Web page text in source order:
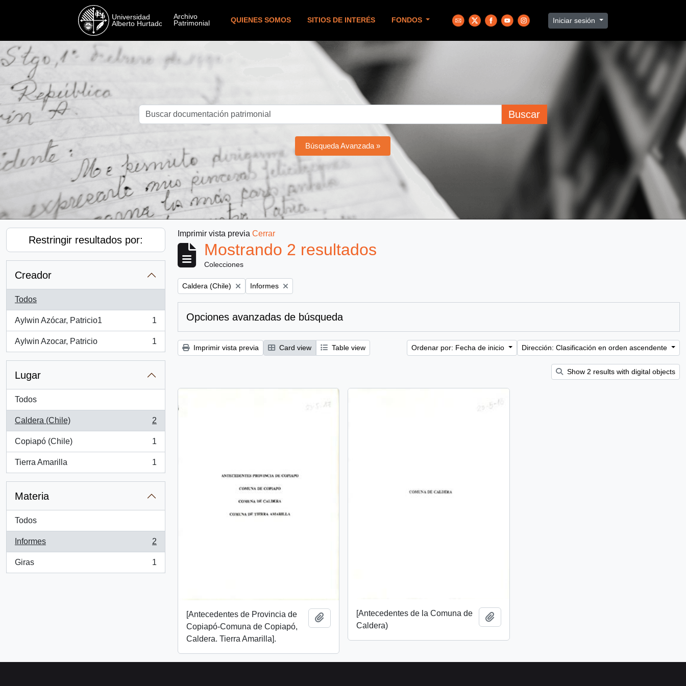
QUIENES SOMOS SITIOS DE INTERÉS FONDOS Iniciar sesión
Buscar
Búsqueda Avanzada »
Restringir resultados por:
Creador
Todos
Aylwin Azócar, Patricio1
, 1 resultados
1
Aylwin Azocar, Patricio
, 1 resultados
1
Lugar
Todos
Caldera (Chile)
, 2 resultados
2
Copiapó (Chile)
, 1 resultados
1
Tierra Amarilla
, 1 resultados
1
Materia
Todos
Informes
, 2 resultados
2
Giras
, 1 resultados
1
Imprimir vista previa Cerrar
Mostrando 2 resultados
Colecciones
Remove filter:
Caldera (Chile) Remove filter:
Informes
Opciones avanzadas de búsqueda
Imprimir vista previa Card view Table view Ordenar por: Fecha de inicio Dirección: Clasificación en orden ascendente
Show 2 results with digital objects
[Antecedentes de Provincia de
Copiapó-Comuna de Copiapó,
Caldera. Tierra Amarilla].
Añadir al portapapeles
[Antecedentes de la Comuna de
Caldera)
Añadir al portapapeles